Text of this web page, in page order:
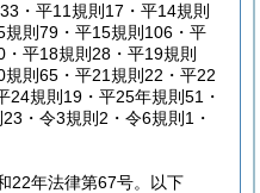
・平11規則17・平14規則
則79・平15規則106・平
平18規則28・平19規則
則65・平21規則22・平22
24規則19・平25年規則51・
・令3規則2・令6規則1・
22年法律第67号。以下